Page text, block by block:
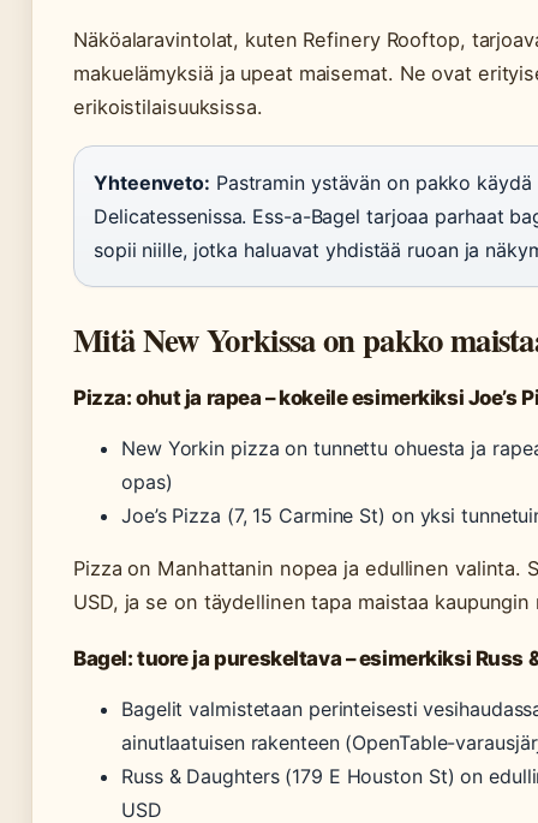
Näköalaravintolat, kuten Refinery Rooftop,
makuelämyksiä ja upeat maisemat. Ne ovat
erikoistilaisuuksissa.
Yhteenveto: Pastramin ystävän on pakko käydä
Delicatessenissa. Ess-a-Bagel tarjoaa parhaat
sopii niille, jotka haluavat yhdistää ruoan ja
Mitä New Yorkissa on pakko
Pizza: ohut ja rapea – kokeile esimerkiksi Joe’s
New Yorkin pizza on tunnettu ohuesta ja
opas)
Joe’s Pizza (7, 15 Carmine St) on yksi
Pizza on Manhattanin nopea ja edullinen valinta.
USD, ja se on täydellinen tapa maistaa
Bagel: tuore ja pureskeltava – esimerkiksi Russ
Bagelit valmistetaan perinteisesti
ainutlaatuisen rakenteen (OpenTable-
Russ & Daughters (179 E Houston St) on
USD